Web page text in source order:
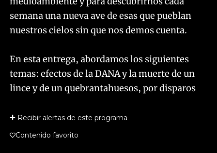
semana una nueva ave de esas que pueblan
nuestros cielos sin que nos demos cuenta.
En esta entrega, abordamos los siguientes
temas: efectos de la DANA y la muerte de un
lince y de un quebrantahuesos, por disparos
Recibir alertas de este programa
Contenido favorito